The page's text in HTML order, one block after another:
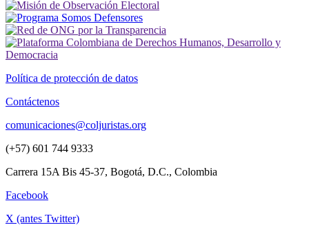
Política de protección de datos
Contáctenos
comunicaciones@coljuristas.org
(+57) 601 744 9333
Carrera 15A Bis 45-37, Bogotá, D.C., Colombia
Facebook
X (antes Twitter)